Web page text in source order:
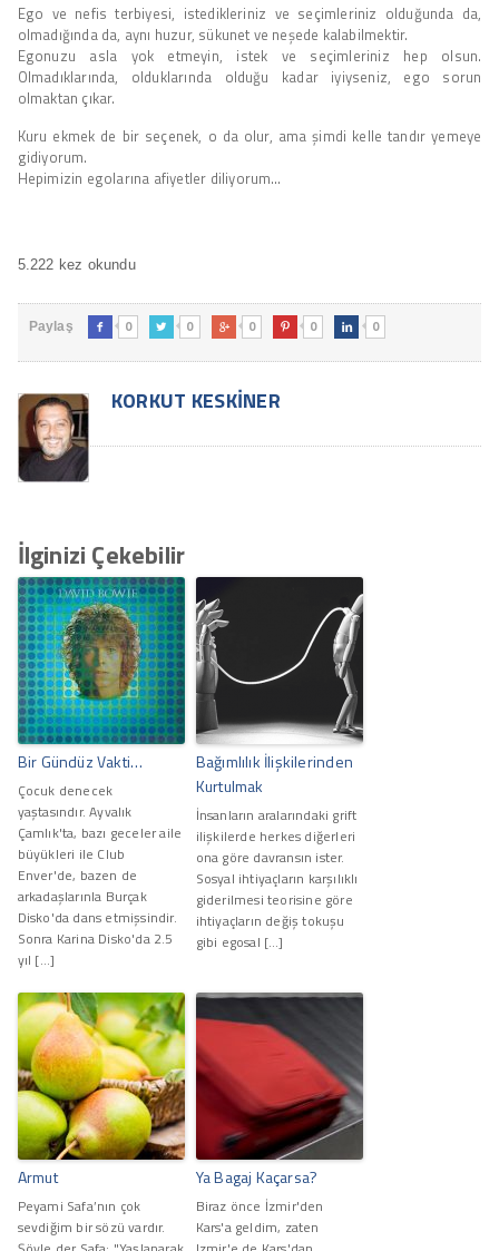
Ego ve nefis terbiyesi, istedikleriniz ve seçimleriniz olduğunda da,
olmadığında da, aynı huzur, sükunet ve neşede kalabilmektir.
Egonuzu asla yok etmeyin, istek ve seçimleriniz hep olsun.
Olmadıklarında, olduklarında olduğu kadar iyiyseniz, ego sorun
olmaktan çıkar.
Kuru ekmek de bir seçenek, o da olur, ama şimdi kelle tandır yemeye
gidiyorum.
Hepimizin egolarına afiyetler diliyorum…
5.222 kez okundu
Paylaş  0  0  0  0  0
KORKUT KESKINER
İlginizi Çekebilir
Bir Gündüz Vakti…
Çocuk denecek
yaştasındır. Ayvalık
Çamlık'ta, bazı geceler aile
büyükleri ile Club
Enver'de, bazen de
arkadaşlarınla Burçak
Disko'da dans etmişsindir.
Sonra Karina Disko'da 2.5
yıl […]
Bağımlılık İlişkilerinden
Kurtulmak
İnsanların aralarındaki grift
ilişkilerde herkes diğerleri
ona göre davransın ister.
Sosyal ihtiyaçların karşılıklı
giderilmesi teorisine göre
ihtiyaçların değiş tokuşu
gibi egosal […]
Armut
Peyami Safa’nın çok
sevdiğim bir sözü vardır.
Ya Bagaj Kaçarsa?
Biraz önce İzmir'den
Kars'a geldim, zaten